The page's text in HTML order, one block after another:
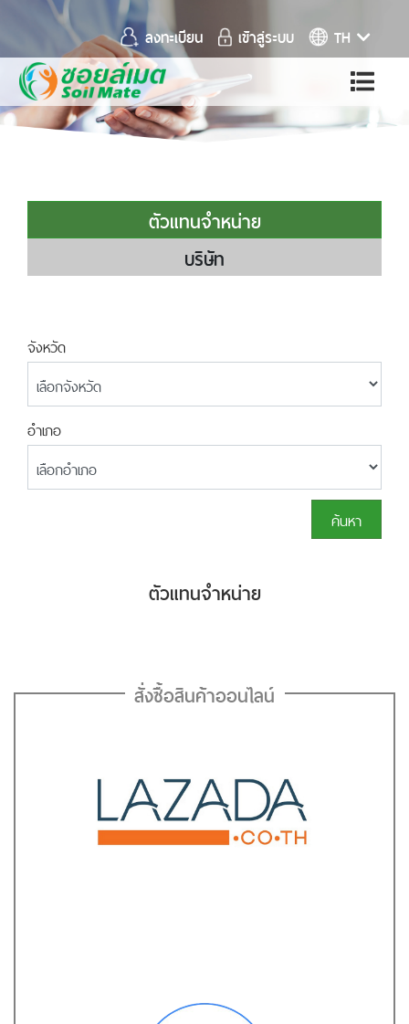
ลงทะเบียน เข้าสู่ระบบ TH
ตัวแทนจำหน่าย
บริษัท
จังหวัด
อำเภอ
ค้นหา
ตัวแทนจำหน่าย
สั่งซื้อสินค้าออนไลน์